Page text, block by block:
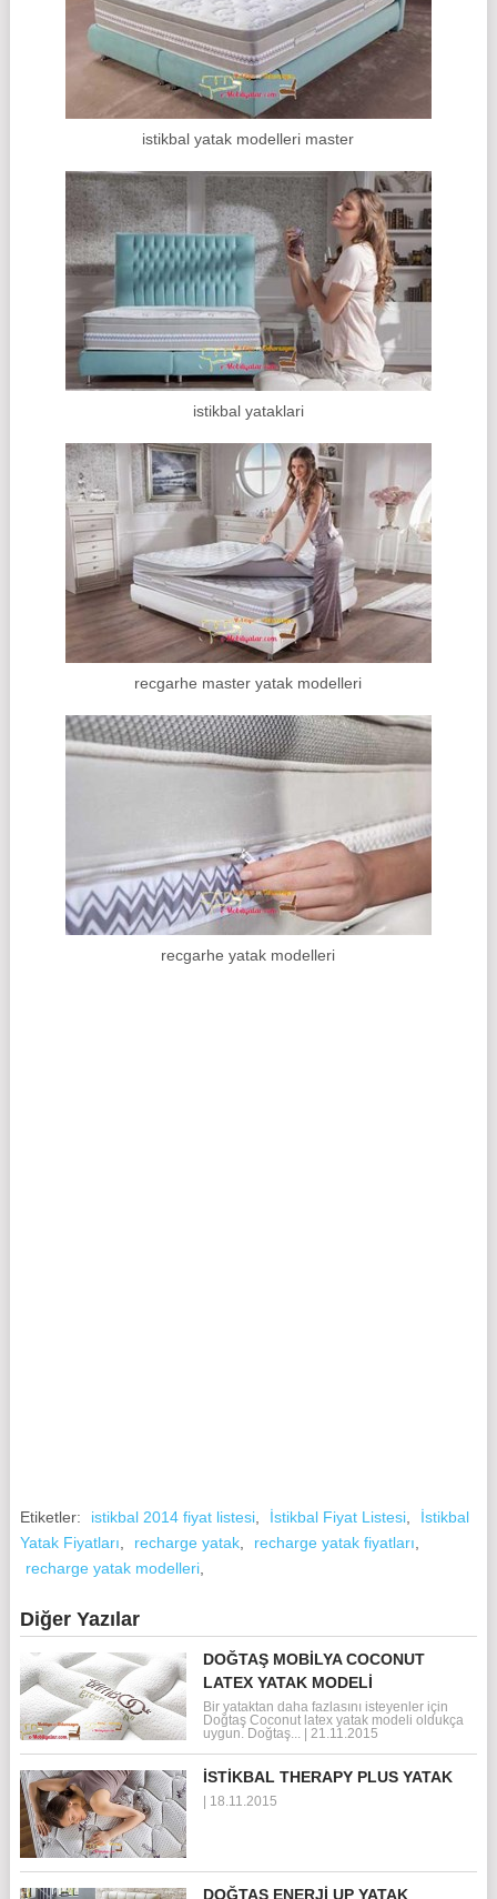
istikbal yatak modelleri master
istikbal yataklari
recgarhe master yatak modelleri
recgarhe yatak modelleri
Etiketler: istikbal 2014 fiyat listesi, İstikbal Fiyat Listesi,
İstikbal
Yatak Fiyatları
recharge yatak, recharge yatak fiyatları
recharge yatak modelleri,
Diğer Yazılar
DOĞTAŞ MOBILYA COCONUT
LATEX YATAK MODELI
Bir yataktan daha fazlasını isteyenler için
Doğtaş Coconut latex yatak modeli oldukça
uygun. Doğtaş...| 21.11.2015
İSTIKBAL THERAPY PLUS YATAK
18.11.2015
DOĞTAŞ ENERJI UP YATAK